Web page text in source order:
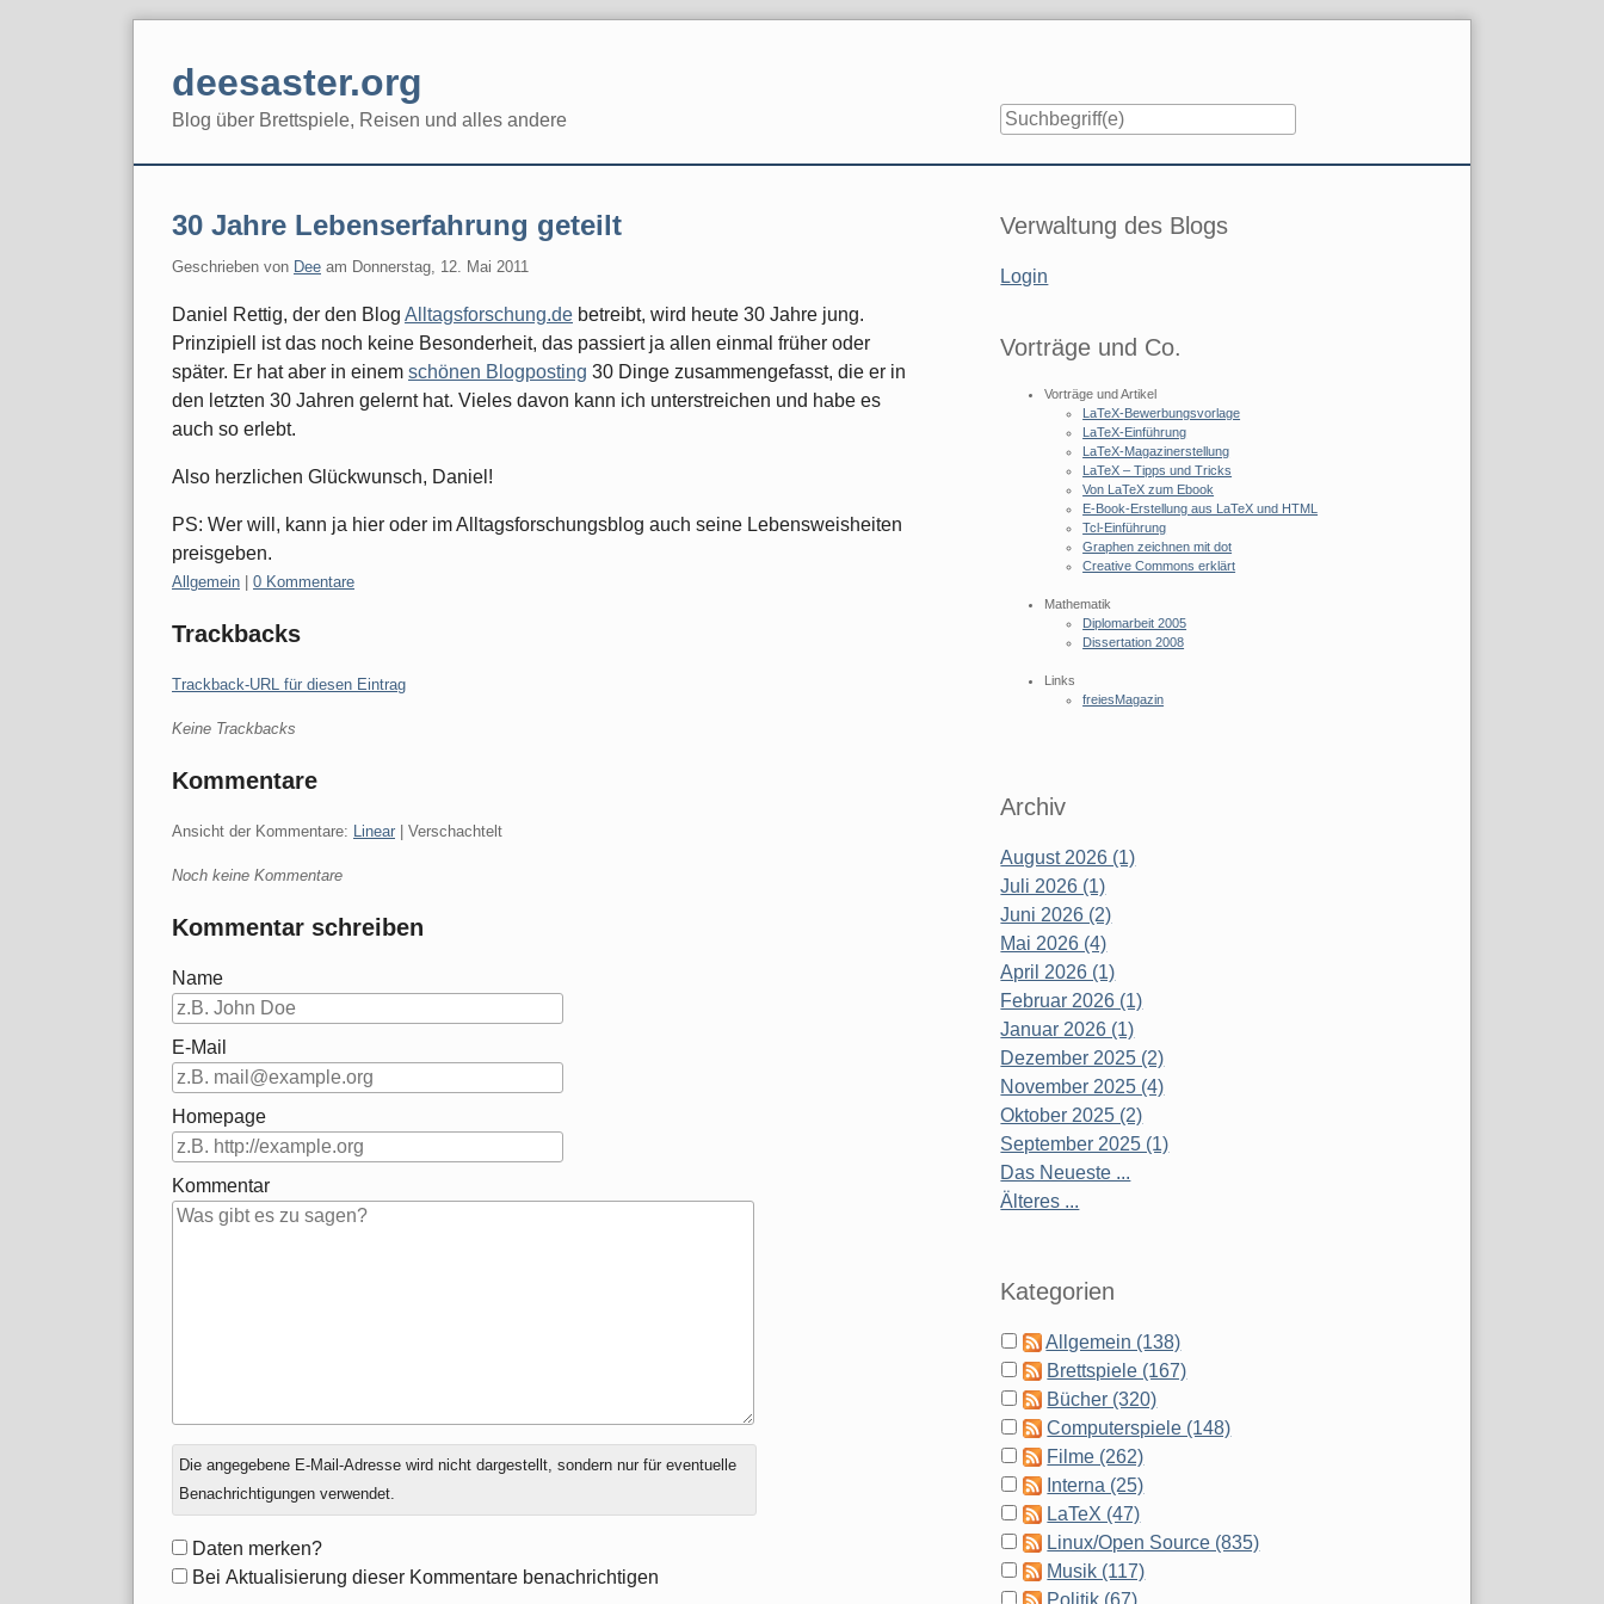
deesaster.org
Blog über Brettspiele, Reisen und alles andere
30 Jahre Lebenserfahrung geteilt
Geschrieben von Dee am Donnerstag, 12. Mai 2011
Daniel Rettig, der den Blog Alltagsforschung.de betreibt, wird heute 30 Jahre jung.
Prinzipiell ist das noch keine Besonderheit, das passiert ja allen einmal früher oder
später. Er hat aber in einem schönen Blogposting 30 Dinge zusammengefasst, die er in
den letzten 30 Jahren gelernt hat. Vieles davon kann ich unterstreichen und habe es
auch so erlebt.
Also herzlichen Glückwunsch, Daniel!
PS: Wer will, kann ja hier oder im Alltagsforschungsblog auch seine Lebensweisheiten
preisgeben.
Kategorien:
Allgemein | 0 Kommentare
Trackbacks
Trackback-URL für diesen Eintrag
Keine Trackbacks
Kommentare
Ansicht der Kommentare: Linear | Verschachtelt
Noch keine Kommentare
Kommentar schreiben
Name
E-Mail
Homepage
Kommentar
Antwort
zu
Die angegebene E-Mail-Adresse wird nicht dargestellt, sondern nur für eventuelle
Benachrichtigungen verwendet.
Formular-
Optionen
Daten merken?
Bei Aktualisierung dieser Kommentare benachrichtigen
Seitenleiste
Verwaltung des Blogs
Login
Vorträge und Co.
Vorträge und Artikel
LaTeX-Bewerbungsvorlage
LaTeX-Einführung
LaTeX-Magazinerstellung
LaTeX – Tipps und Tricks
Von LaTeX zum Ebook
E-Book-Erstellung aus LaTeX und HTML
Tcl-Einführung
Graphen zeichnen mit dot
Creative Commons erklärt
Mathematik
Diplomarbeit 2005
Dissertation 2008
Links
freiesMagazin
Archiv
August 2026 (1)
Juli 2026 (1)
Juni 2026 (2)
Mai 2026 (4)
April 2026 (1)
Februar 2026 (1)
Januar 2026 (1)
Dezember 2025 (2)
November 2025 (4)
Oktober 2025 (2)
September 2025 (1)
Das Neueste ...
Älteres ...
Kategorien
Allgemein (138)
Brettspiele (167)
Bücher (320)
Computerspiele (148)
Filme (262)
Interna (25)
LaTeX (47)
Linux/Open Source (835)
Musik (117)
Politik (67)